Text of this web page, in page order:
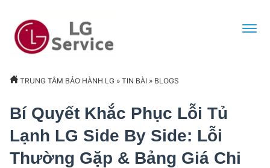
TRUNG TÂM BẢO HÀNH LG » TIN BÀI » BLOGS
Bí Quyết Khắc Phục Lỗi Tủ
Lạnh LG Side By Side: Lỗi
Thường Gặp & Bảng Giá Chi